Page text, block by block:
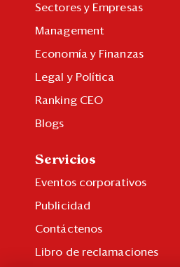
Sectores y Empresas
Management
Economía y Finanzas
Legal y Política
Ranking CEO
Blogs
Servicios
Eventos corporativos
Publicidad
Contáctenos
Libro de reclamaciones